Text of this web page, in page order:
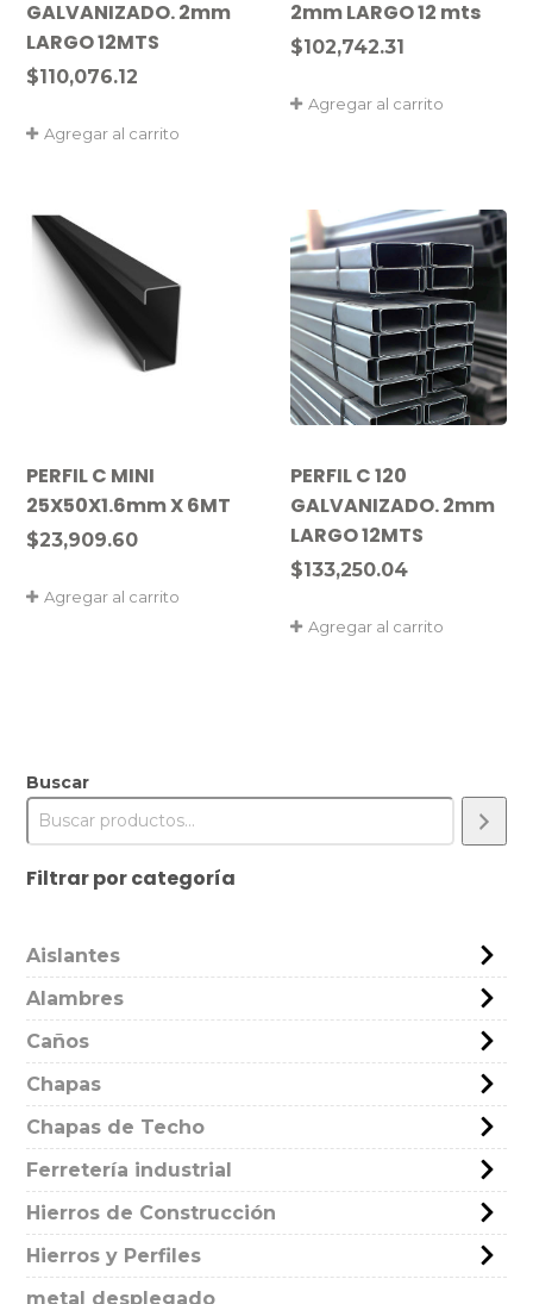
GALVANIZADO. 2mm
LARGO 12MTS
$110,076.12
Agregar al carrito
2mm LARGO 12 mts
$102,742.31
Agregar al carrito
PERFIL C MINI
25X50X1.6mm X 6MT
$23,909.60
Agregar al carrito
PERFIL C 120
GALVANIZADO. 2mm
LARGO 12MTS
$133,250.04
Agregar al carrito
Buscar
Filtrar por categoría
Aislantes
Alambres
Caños
Chapas
Chapas de Techo
Ferretería industrial
Hierros de Construcción
Hierros y Perfiles
metal desplegado